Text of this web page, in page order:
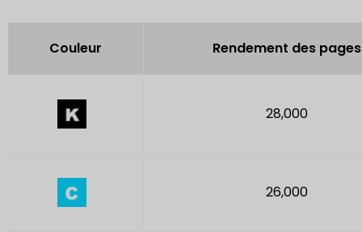
Couleur Rendement des pages
28,000
26,000